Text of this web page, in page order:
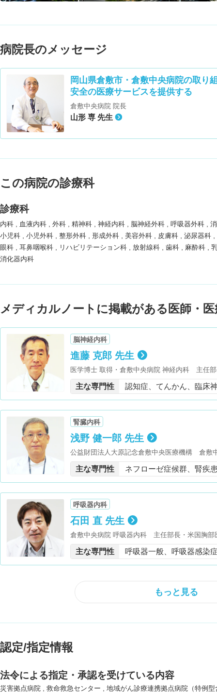
病院長のメッセージ
岡山県倉敷市・倉敷中央病院の取り
安全の医療サービスを提供する
倉敷中央病院 院長
山形 専 先生
この病院の診療科
診療科
内科 血液内科 外科 精神科 神経内科 脳神経外科 呼吸器外科
小児科
小児外科 整形外科 形成外科 美容外科 皮膚科
泌尿器科
眼科
耳鼻咽喉科 リハビリテーション科 放射線科 歯科 麻酔科
消化器内科
メディカルノートに掲載がある医師・
脳神経内科
進藤 克郎 先生
医学博士 取得・倉敷中央病院 神経内科 主任
主な専門性 認知症、てんかん、臨床
腎臓内科
浅野 健一郎 先生
公益財団法人大原記念倉敷中央医療機構 倉敷
得・米国腎臓学会 会員・日本腎臓リハビリテー
主な専門性 ネフローゼ症候群、腎疾
呼吸器内科
石田 直 先生
倉敷中央病院 呼吸器内科 主任部長・米国胸部
するガイドライン2005作成委員・日本呼吸器
日本呼吸器学会 院内肺炎ガイドライン2008作
炎ガイドライン2011作成委員・日本感染症学
ン2014作成委員
主な専門性 呼吸器一般、呼吸器感染
もっと見る
認定/指定情報
法令による指定・承認を受けている内容
災害拠点病院 救命救急センター 地域がん診療連携拠点病院（特例